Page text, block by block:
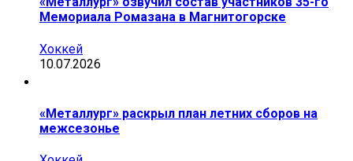
Мемориала Ромазана в Магнитогорске
Хоккей
10.07.2026
«Металлург» раскрыл план летних сборов на
межсезонье